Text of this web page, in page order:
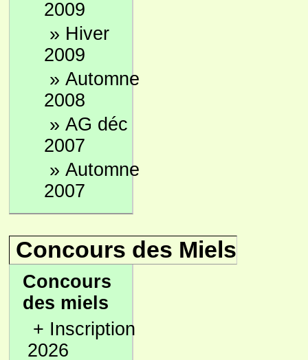
2009
» Hiver
2009
» Automne
2008
» AG déc
2007
» Automne
2007
Concours des Miels
Concours
des miels
+ Inscription
2026